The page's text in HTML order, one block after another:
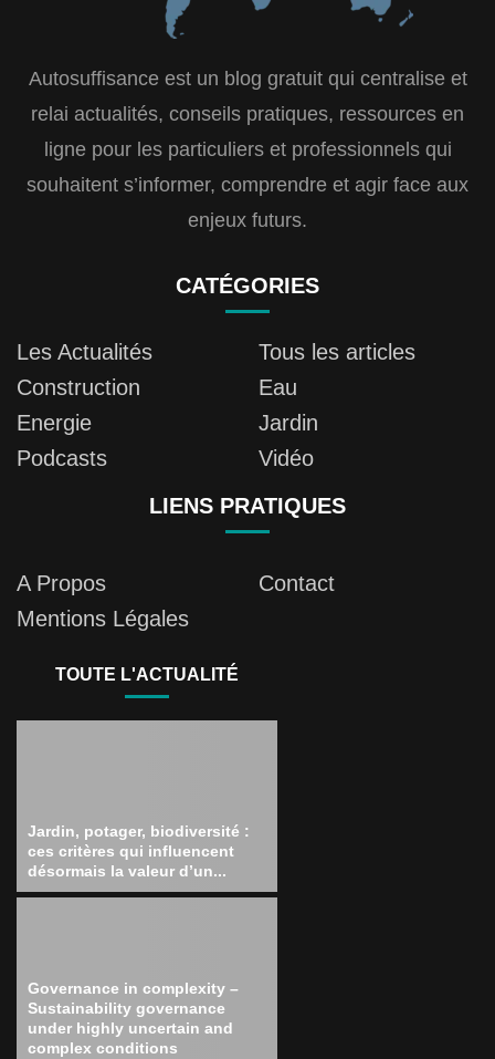
Autosuffisance est un blog gratuit qui centralise et
relai actualités, conseils pratiques, ressources en
ligne pour les particuliers et professionnels qui
souhaitent s’informer, comprendre et agir face aux
enjeux futurs.
CATÉGORIES
Les Actualités
Tous les articles
Construction
Eau
Energie
Jardin
Podcasts
Vidéo
LIENS PRATIQUES
A Propos
Contact
Mentions Légales
TOUTE L'ACTUALITÉ
Jardin, potager, biodiversité :
ces critères qui influencent
désormais la valeur d’un...
Governance in complexity –
Sustainability governance
under highly uncertain and
complex conditions